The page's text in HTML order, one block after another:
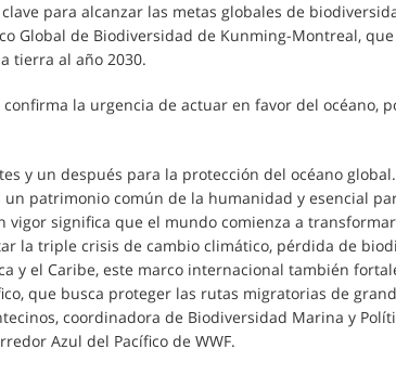
para alcanzar las metas globales de
Global de Biodiversidad de Kunming-Montreal,
tierra al año 2030.
confirma la urgencia de actuar en favor del océano,
y un después para la protección del océano
un patrimonio común de la humanidad y esencial
significa que el mundo comienza a
la triple crisis de cambio climático, pérdida de
y el Caribe, este marco internacional también
que busca proteger las rutas migratorias de
coordinadora de Biodiversidad Marina y
Azul del Pacífico de WWF.